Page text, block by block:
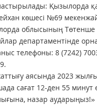
Қызылорда
көшесі №69
облысының Төтенше
департаментінде
телефоны: 8 (7242)
аясында 2023
сағат 12-ден 55 минут
назар аударыңыз!»